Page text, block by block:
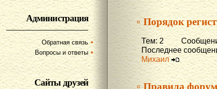
Администрация
Обратная связь
Вопросы и ответы
Сайты друзей
▫ Порядок
Тем: 2
Последнее
Михаил
▫ Правила